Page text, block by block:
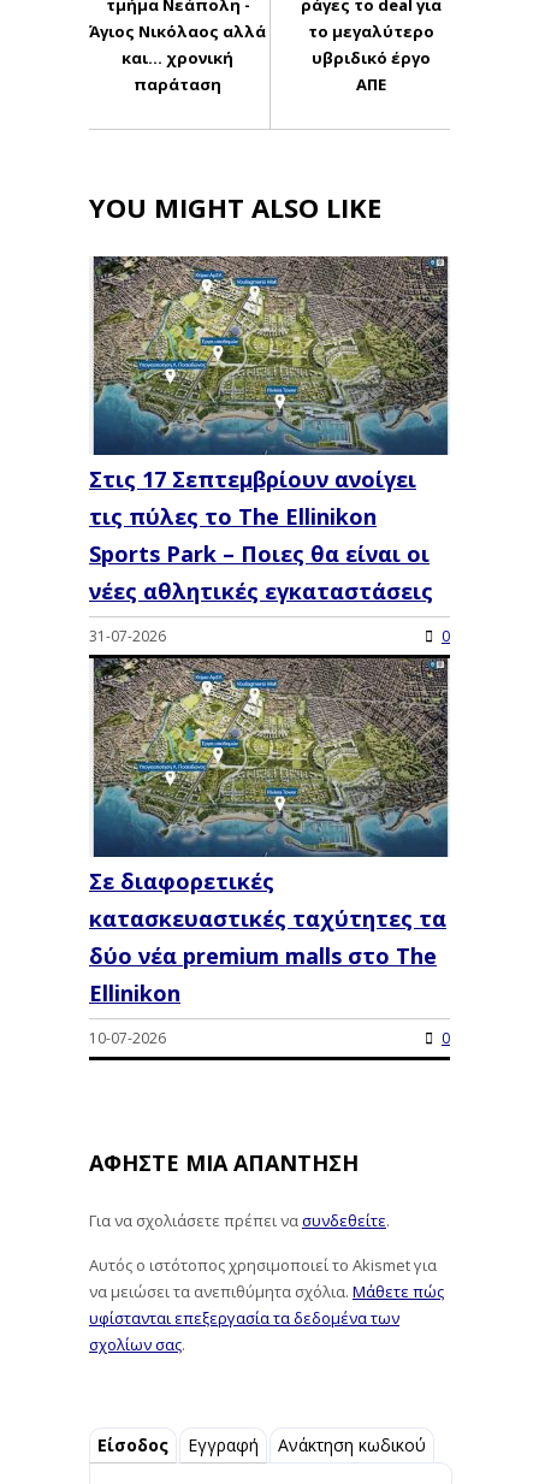
τμήμα Νεάπολη -
Άγιος Νικόλαος αλλά
και… χρονική
παράταση
ράγες το deal για
το μεγαλύτερο
υβριδικό έργο
ΑΠΕ
YOU MIGHT ALSO LIKE
Στις 17 Σεπτεμβρίουν ανοίγει
τις πύλες το The Ellinikon
Sports Park – Ποιες θα είναι οι
νέες αθλητικές εγκαταστάσεις
31-07-2026 0
Σε διαφορετικές
κατασκευαστικές ταχύτητες τα
δύο νέα premium malls στο The
Ellinikon
10-07-2026 0
ΑΦΉΣΤΕ ΜΙΑ ΑΠΆΝΤΗΣΗ
Για να σχολιάσετε πρέπει νασυνδεθείτε.
Αυτός ο ιστότοπος χρησιμοποιεί το Akismet για
να μειώσει τα ανεπιθύμητα σχόλια. Μάθετε πώς
υφίστανται επεξεργασία τα δεδομένα των
σχολίων σας.
Είσοδος Εγγραφή Ανάκτηση κωδικού